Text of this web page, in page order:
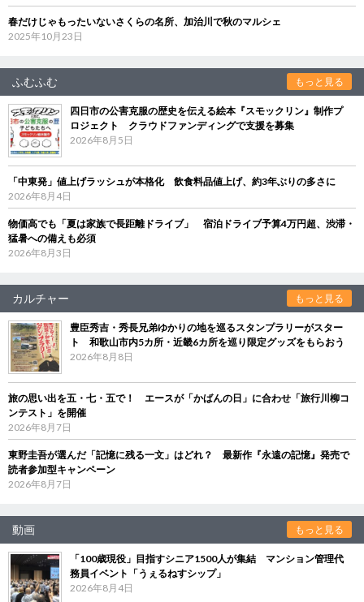
春だけじゃもったいないさくらの名所、加治川で秋のマルシェ
2025年10月23日
ふむふむ もっと見る
四日市の公害克服の歴史を伝える絵本『スモックリン』制作プ
ロジェクト クラウドファンディングで支援を募集
2026年8月5日
「中東発」値上げラッシュが本格化 飲食料品値上げ、約3年ぶりの多さに
2026年8月4日
物価高でも「夏は家族で長距離ドライブ」 宿泊ドライブ予算4万円超、渋滞・
猛暑への備えも必須
2026年8月3日
カルチャー もっと見る
豊臣秀吉・秀長兄弟ゆかりの地を巡るスタンプラリーがスター
ト 和歌山市内5カ所・近畿6カ所を巡り限定グッズをもらおう
2026年8月8日
旅の思い出を五・七・五で！ エースが「かばんの日」に合わせ「旅行川柳コ
ンテスト」を開催
2026年8月7日
東野圭吾が選んだ「記憶に残る一文」はどれ？ 最新作『永遠の記憶』発売で
読者参加型キャンペーン
2026年8月7日
動画 もっと見る
「100歳現役」目指すシニア1500人が集結 マンション管理代
務員イベント「うぇるねすシップ」
2026年8月4日